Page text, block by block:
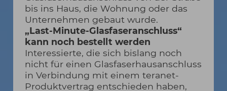
bis ins Haus, die Wohnung oder das
Unternehmen gebaut wurde.
„Last-Minute-Glasfaseranschluss“
kann noch bestellt werden
Interessierte, die sich bislang noch
nicht für einen Glasfaserhausanschluss
in Verbindung mit einem teranet-
Produktvertrag entschieden haben,